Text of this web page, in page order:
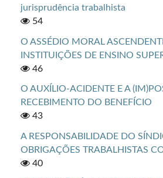
jurisprudência trabalhista
54
O ASSÉDIO MORAL
INSTITUIÇÕES DE ENSINO
46
O AUXÍLIO-ACIDENTE E A
RECEBIMENTO DO BENEFÍCIO
43
A RESPONSABILIDADE DO
OBRIGAÇÕES TRABALHISTAS
40